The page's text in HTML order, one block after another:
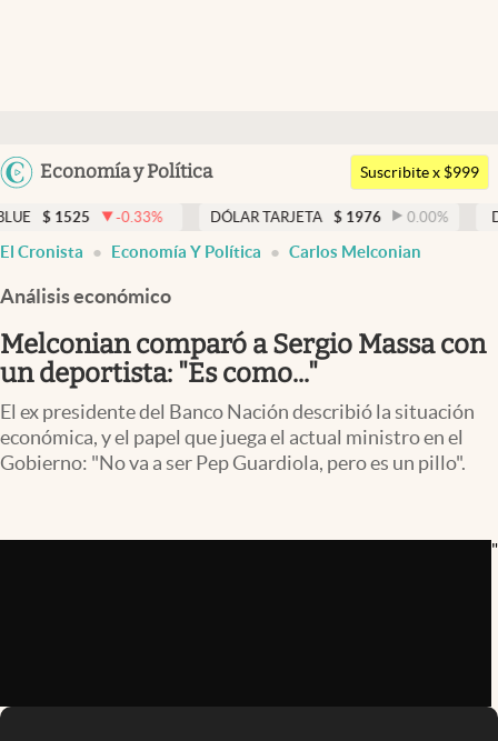
Argentina
Uruguay
Economía y Política
Members
Economía y Política
Finanzas y Mercados
Mercados Online
Negocios
Columnistas
Apertura
El Cronista Studio
Suscribite x $999
-0.33 % DÓLAR TARJETA $ 1976 0.00 % DÓLAR MEP
El Cronista Economía Y Política Carlos Melconian
Análisis económico
Melconian comparó a Sergio Massa con
un deportista: "Es como..."
El ex presidente del Banco Nación describió la situación
económica, y el papel que juega el actual ministro en el
Gobierno: "No va a ser Pep Guardiola, pero es un pillo".
"